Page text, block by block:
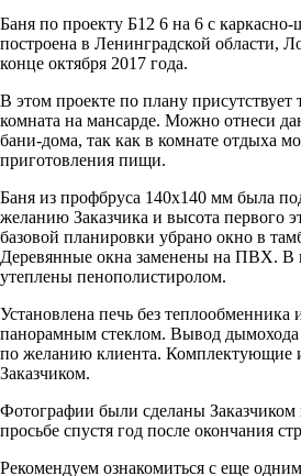
Баня по проекту Б12 6 на 6 с
построена в Ленинградской области,
конце октября 2017 года.
В этом проекте по плану присутствует
комната на мансарде. Можно отнеси
бани-дома, так как в комнате отдыха
приготовления пищи.
Баня из профбруса 140х140 мм была
желанию Заказчика и высота первого
базовой планировки убрано окно в
Деревянные окна заменены на ПВХ. В
утеплены пенополистиролом.
Установлена печь без теплообменника
панорамным стеклом. Вывод дымохода
по желанию клиента. Комплектующие
Заказчиком.
Фотографии были сделаны
просьбе спустя год после окончания
Рекомендуем ознакомиться с еще